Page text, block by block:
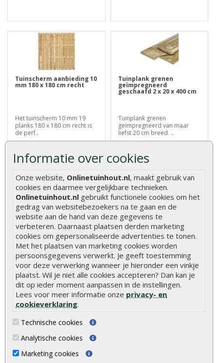
Informatie over cookies
Onze website, Onlinetuinhout.nl, maakt gebruik van
cookies en daarmee vergelijkbare technieken.
Onlinetuinhout.nl gebruikt functionele cookies om het
gedrag van websitebezoekers na te gaan en de
website aan de hand van deze gegevens te
verbeteren. Daarnaast plaatsen derden marketing
cookies om gepersonaliseerde advertenties te tonen.
Met het plaatsen van marketing cookies worden
persoonsgegevens verwerkt. Je geeft toestemming
voor deze verwerking wanneer je hieronder een vinkje
plaatst. Wil je niet alle cookies accepteren? Dan kan je
dit op ieder moment aanpassen in de instellingen.
Lees voor meer informatie onze privacy- en
cookieverklaring.
Technische cookies
Analytische cookies
Marketing cookies
Tuinscherm aanbieding 10
mm 180 x 180 cm recht
Het tuinscherm 10 mm 19
planks 180 x 180 cm recht is
de perf..
Tuinplank grenen
geïmpregneerd
geschaafd 2 x 20 x 400 cm
Tuinplank grenen
geïmpregneerd van maar
liefst 20 cm breed. ..
Advies of vragen?We helpen u graag
0320 - 258604
info@onlinetuinhout.nl
Snelle levering
Uitsluitend topkwaliteit
Vakkundig personeel
Ruime voorraad